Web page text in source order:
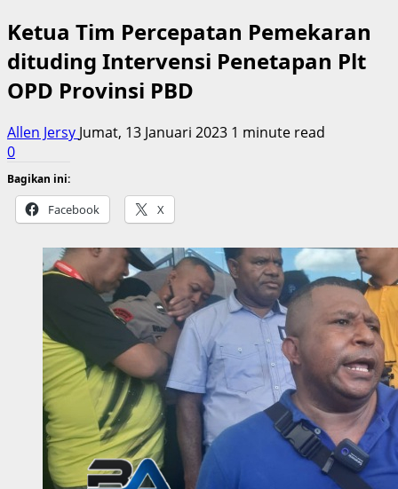
Ketua Tim Percepatan Pemekaran
dituding Intervensi Penetapan Plt
OPD Provinsi PBD
Allen Jersy Jumat, 13 Januari 2023 1 minute read
0
Bagikan ini:
Facebook X